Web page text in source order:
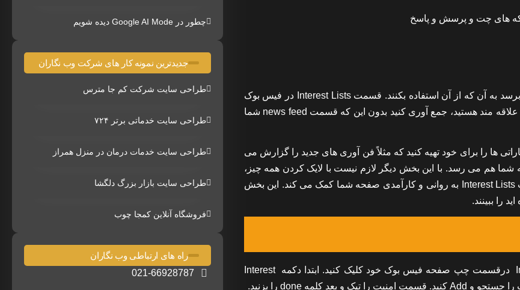
های چت و پرسش و پاسخ
خیلی از کاربران فیسبوک اصلاً نمی دانند چنین بخشی وجود دارد، چه برسد به آن که از آن استفاده بکنند. قسمت Interest Lists در فیس بوک
در واقع جایی است که شما می توانید اتفاقات یا محتوایی را که به آنها علاقه مند هستید، جمع آوری کنید بدون این که قسمت news feed شما
ها را برای خود تهیه کنید که مثلاً فن آوری های جدید را گزارش می
شما هم می رسد. با این بخش دیگر لازم نیست با لایک کردن همه چیز،
سیلی از اخبار بی ربط و باربط به صفحه شما سرازیر شود. در حقیقت Interest Lists به روانی و کارآمدی صفحه شما کمک می کند. این بخش
را ببینند.
برای فعال کردن بخش Interest Lists کافی است روی دکمه Interest درقسمت چپ صفحه فیس بوک خود کلیک کنید. ابتدا دکمه Interest
چطور در Google AI Mode دیده شویم
جدیدترین نمونه کار های شرکت وب نگاران
طراحی سایت شرکت کم جا مترس
طراحی سایت خدماتی برتر ۷۲۴
طراحی سایت خدمات درمان در منزل همراز
طراحی سایت بازار بزرگ دلگشا
فروشگاه آنلاین کمجا چوب
راه های ارتباطی وب نگاران
021-66928787